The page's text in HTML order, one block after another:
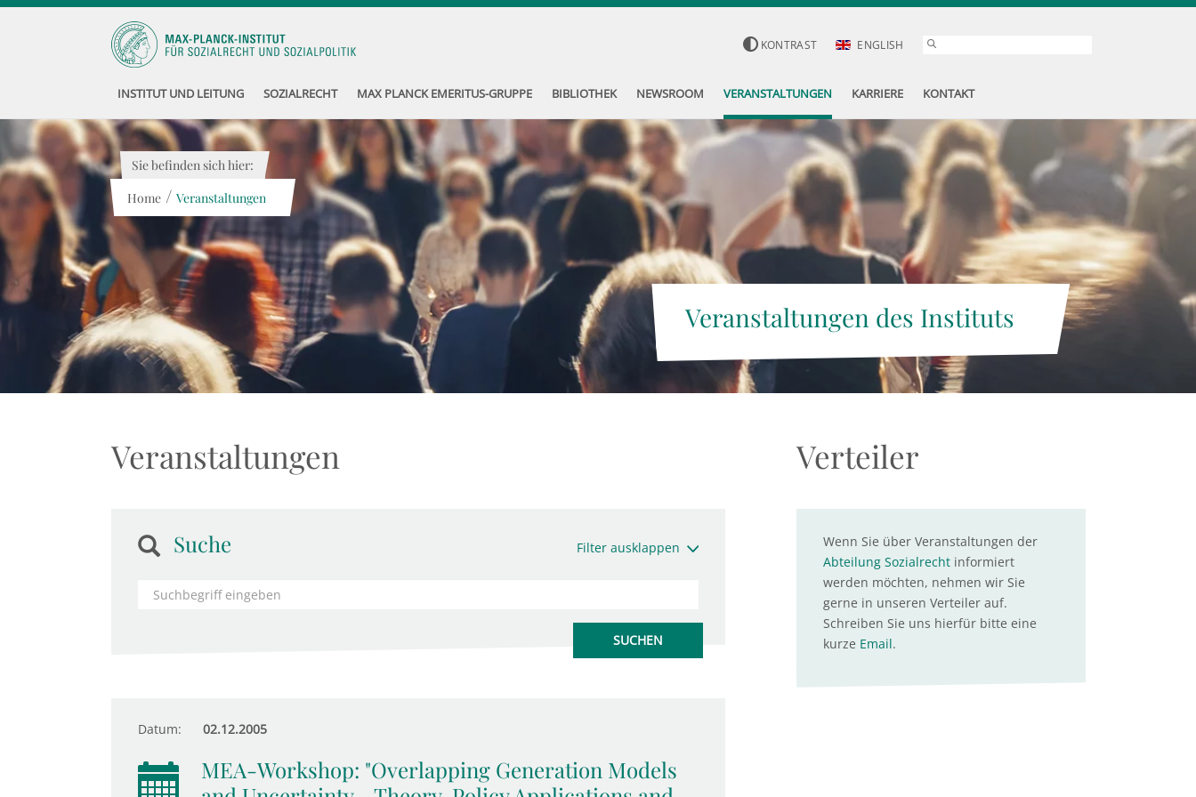
KONTRAST ENGLISH
INSTITUT UND LEITUNG SOZIALRECHT MAX PLANCK EMERITUS-GRUPPE BIBLIOTHEK NEWSROOM VERANSTALTUNGEN KARRIERE KONTAKT
Veranstaltungen des Instituts
Sie befinden sich hier:
Home / Veranstaltungen
Veranstaltungen
Suche Filter ausklappen
Datum: 02.12.2005
MEA-Workshop: "Overlapping Generation Models
Verteiler
Wenn Sie über Veranstaltungen der
Abteilung Sozialrechtinformiert
werden möchten, nehmen wir Sie
gerne in unseren Verteiler auf.
Schreiben Sie uns hierfür bitte eine
kurze Email.